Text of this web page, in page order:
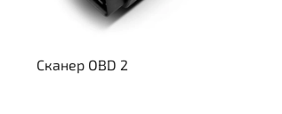
Сканер OBD 2